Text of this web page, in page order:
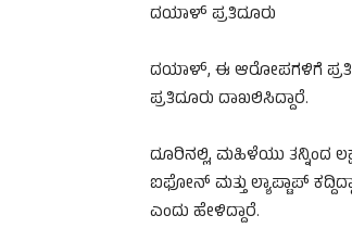
ದಯಾಳ್ ಪ್ರತಿದೂರು
ದಯಾಳ್, ಈ ಆರೋಪಗಳಿಗೆ
ಪ್ರತಿದೂರು ದಾಖಲಿಸಿದ್ದಾರೆ.
ದೂರಿನಲ್ಲಿ, ಮಹಿಳೆಯು ತನ್ನಿಂದ
ಐಫೋನ್ ಮತ್ತು ಲ್ಯಾಪ್ಟಾಪ್
ಎಂದು ಹೇಳಿದ್ದಾರೆ.